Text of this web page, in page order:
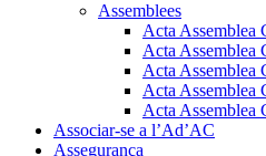
Assemblees
Acta Assemblea
Acta Assemblea
Acta Assemblea
Acta Assemblea
Acta Assemblea
Associar-se a l’Ad’AC
Assegurança